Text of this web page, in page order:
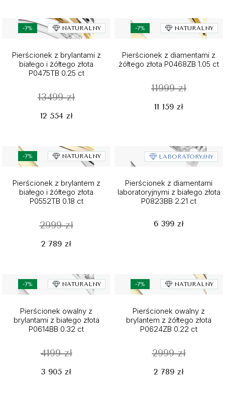
-7% NATURALNY
Pierścionek z brylantami z
białego i żółtego złota
P0475TB 0.25 ct
13499 zł
12 554 zł
-7% NATURALNY
Pierścionek z diamentami z
żółtego złota P0468ZB 1.05 ct
11999 zł
11 159 zł
-7% NATURALNY
Pierścionek z brylantem z
białego i żółtego złota
P0552TB 0.18 ct
2999 zł
2 789 zł
LABORATORYJNY
Pierścionek z diamentami
laboratoryjnymi z białego złota
P0823BB 2.21 ct
6 399 zł
-7% NATURALNY
Pierścionek owalny z
brylantami z białego złota
P0614BB 0.32 ct
4199 zł
3 905 zł
-7% NATURALNY
Pierścionek owalny z
brylantem z żółtego złota
P0624ZB 0.22 ct
2999 zł
2 789 zł